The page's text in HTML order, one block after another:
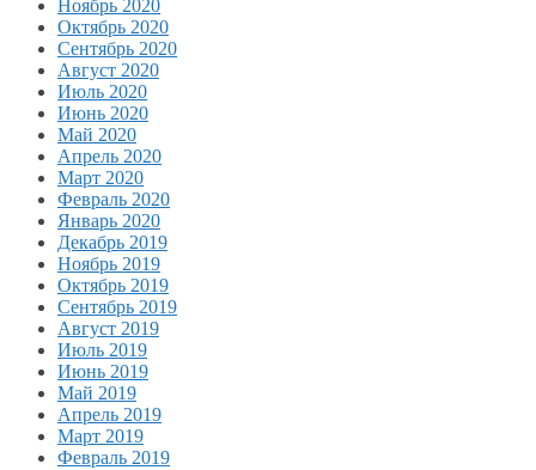
Ноябрь 2020
Октябрь 2020
Сентябрь 2020
Август 2020
Июль 2020
Июнь 2020
Май 2020
Апрель 2020
Март 2020
Февраль 2020
Январь 2020
Декабрь 2019
Ноябрь 2019
Октябрь 2019
Сентябрь 2019
Август 2019
Июль 2019
Июнь 2019
Май 2019
Апрель 2019
Март 2019
Февраль 2019